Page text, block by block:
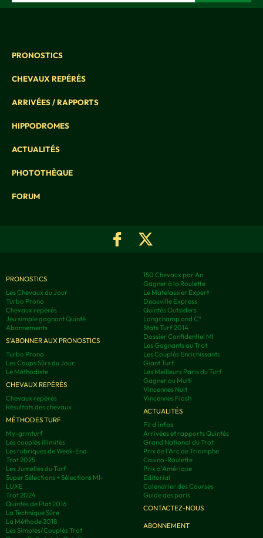
PRONOSTICS
CHEVAUX REPÉRÉS
ARRIVÉES / RAPPORTS
HIPPODROMES
ACTUALITÉS
PHOTOTHÈQUE
FORUM
PRONOSTICS
Les Chevaux du Jour
Turbo Prono
Chevaux repérés
Jeu simple gagnant Quinté
Abonnements
S'ABONNER AUX PRONOSTICS
Turbo Prono
Les Coups Sûrs du Jour
Le Méthodiste
CHEVAUX REPÉRÉS
Chevaux repérés
Résultats des chevaux
MÉTHODES TURF
My-grmturf
Les couplés illimités
Les rubriques de Week-End
Trot 2025
Les Jumelles du Turf
Super Sélections + Sélections MI-
LUXE
Trot 2024
Quintés de Plat 2016
La Technique Sûre
La Méthode 2018
Les Simples/Couplés Trot
150 Chevaux par An
Gagner à la Roulette
Le Matelassier Expert
Deauville Express
Quintés Outsiders
Longchamp and C°
Stats Turf 2014
Dossier Confidentiel MI
Les Gagnants au Trot
Les Couplés Enrichissants
Giant Turf
Les Meilleurs Paris du Turf
Gagner au Multi
Vincennes Nuit
Vincennes Flash
ACTUALITÉS
Fil d'infos
Arrivées et rapports Quintés
Grand National du Trot
Prix de l'Arc de Triomphe
Casino-Roulette
Prix d'Amérique
Editorial
Calendrier des Courses
Guide des paris
CONTACTEZ-NOUS
ABONNEMENT